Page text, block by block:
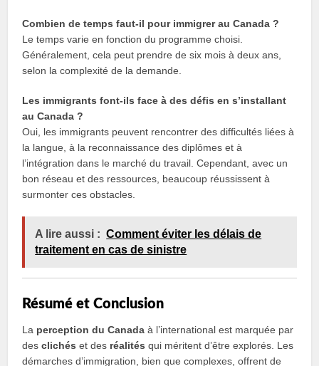
Combien de temps faut-il pour immigrer au Canada ?
Le temps varie en fonction du programme choisi.
Généralement, cela peut prendre de six mois à deux ans,
selon la complexité de la demande.
Les immigrants font-ils face à des défis en s’installant
au Canada ?
Oui, les immigrants peuvent rencontrer des difficultés liées à
la langue, à la reconnaissance des diplômes et à
l’intégration dans le marché du travail. Cependant, avec un
bon réseau et des ressources, beaucoup réussissent à
surmonter ces obstacles.
A lire aussi : Comment éviter les délais de
traitement en cas de sinistre
Résumé et Conclusion
La perception du Canada à l’international est marquée par
desclichés et des réalités qui méritent d’être explorés. Les
démarches d’immigration, bien que complexes, offrent de